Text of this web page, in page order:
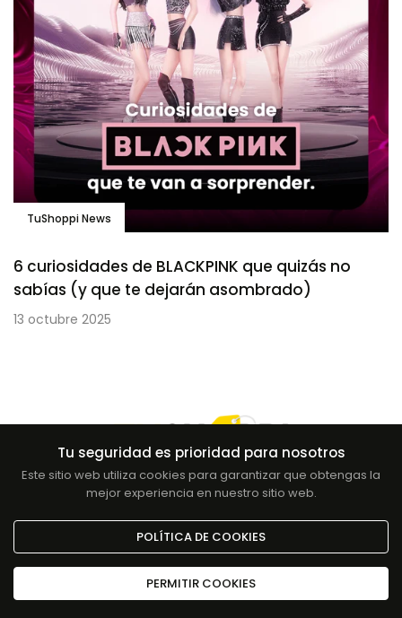
TuShoppi News
6 curiosidades de BLACKPINK que quizás no
sabías (y que te dejarán asombrado)
13 octubre 2025
Somos TuShoppi, llevamos los coleccionables
comodidad de tu casa.
Inicio Cuenta Wishlist Carrito
Tu seguridad es prioridad para nosotros
Este sitio web utiliza cookies para garantizar que obtengas la
mejor experiencia en nuestro sitio web.
POLÍTICA DE COOKIES
PERMITIR COOKIES